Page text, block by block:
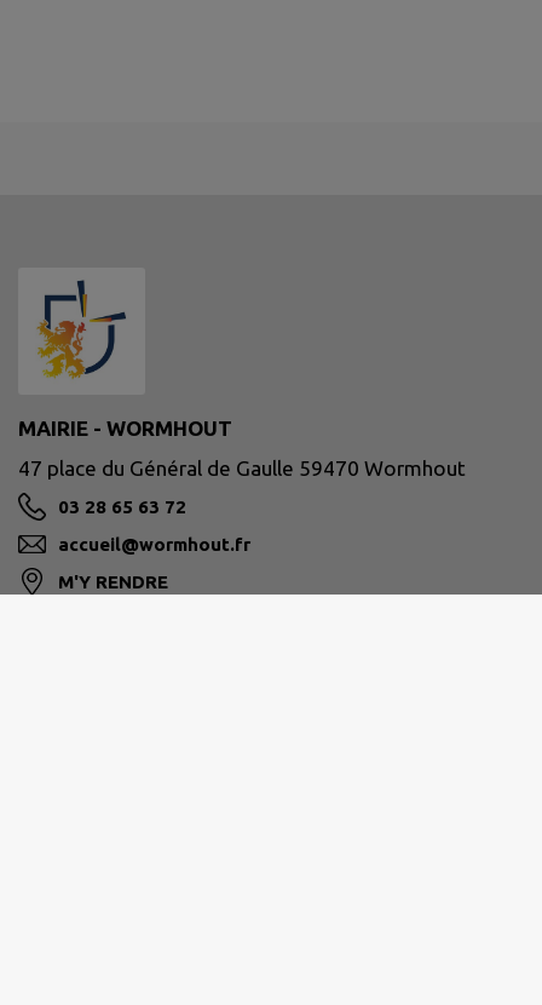
MAIRIE - WORMHOUT
47 place du Général de Gaulle 59470 Wormhout
03 28 65 63 72
accueil@wormhout.fr
M'Y RENDRE